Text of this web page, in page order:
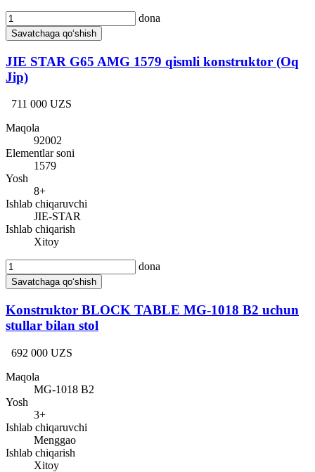
dona
Savatchaga qo‘shish
JIE STAR G65 AMG 1579 qismli konstruktor (Oq
Jip)
711 000 UZS
Maqola
92002
Elementlar soni
1579
Yosh
8+
Ishlab chiqaruvchi
JIE-STAR
Ishlab chiqarish
Xitoy
dona
Savatchaga qo‘shish
Konstruktor BLOCK TABLE MG-1018 B2 uchun
stullar bilan stol
692 000 UZS
Maqola
MG-1018 B2
Yosh
3+
Ishlab chiqaruvchi
Menggao
Ishlab chiqarish
Xitoy